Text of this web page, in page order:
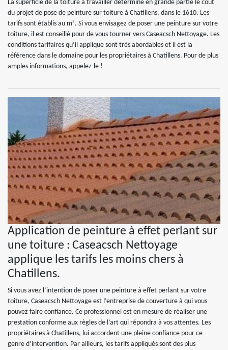
La superficie de la toiture à travailler détermine en grande partie le coût
du projet de pose de peinture sur toiture à Chatillens, dans le 1610. Les
tarifs sont établis au m². Si vous envisagez de poser une peinture sur votre
toiture, il est conseillé pour de vous tourner vers Caseacsch Nettoyage. Les
conditions tarifaires qu’il applique sont très abordables et il est la
référence dans le domaine pour les propriétaires à Chatillens. Pour de plus
amples informations, appelez-le !
Application de peinture à effet perlant sur
une toiture : Caseacsch Nettoyage
applique les tarifs les moins chers à
Chatillens.
Si vous avez l’intention de poser une peinture à effet perlant sur votre
toiture, Caseacsch Nettoyage est l’entreprise de couverture à qui vous
pouvez faire confiance. Ce professionnel est en mesure de réaliser une
prestation conforme aux règles de l’art qui répondra à vos attentes. Les
propriétaires à Chatillens, lui accordent une pleine confiance pour ce
genre d’intervention. Par ailleurs, les tarifs appliqués sont des plus